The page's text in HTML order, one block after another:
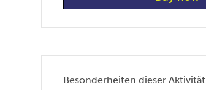
Besonderheiten dieser Aktivität